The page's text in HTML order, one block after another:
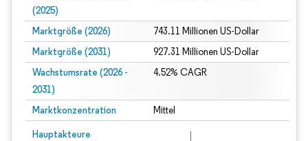
(2025)
Marktgröße (2026) 743.11 Millionen US-Dollar
Marktgröße (2031) 927.31 Millionen US-Dollar
Wachstumsrate (2026 -
2031)
4.52% CAGR
Marktkonzentration Mittel
Hauptakteure
Bild © Mordor Intelligence. Wiederverwendung erfordert Namensnennung